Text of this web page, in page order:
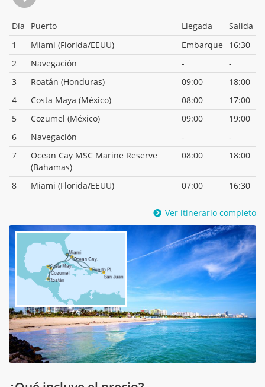
Día Puerto Llegada
Salida
1
Miami (Florida/EEUU) Embarque
16:30
2
Navegación -
-
3
Roatán (Honduras) 09:00
18:00
4
Costa Maya (México) 08:00
17:00
5
Cozumel (México) 09:00
19:00
6
Navegación -
-
7
Ocean Cay MSC Marine Reserve
(Bahamas)
08:00 18:00
8 Miami (Florida/EEUU) 07:00 16:30
Ver itinerario completo